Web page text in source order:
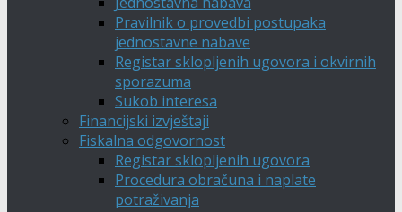
Pravilnik o provedbi postupaka
jednostavne nabave
Registar sklopljenih ugovora i okvirnih
sporazuma
Sukob interesa
Financijski izvještaji
Fiskalna odgovornost
Registar sklopljenih ugovora
Procedura obračuna i naplate
potraživanja